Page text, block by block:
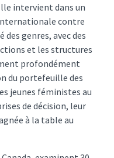
intervient dans un
contre
genres, avec des
et les structures
profondément
du portefeuille des
jeunes féministes au
de décision, leur
à la table au